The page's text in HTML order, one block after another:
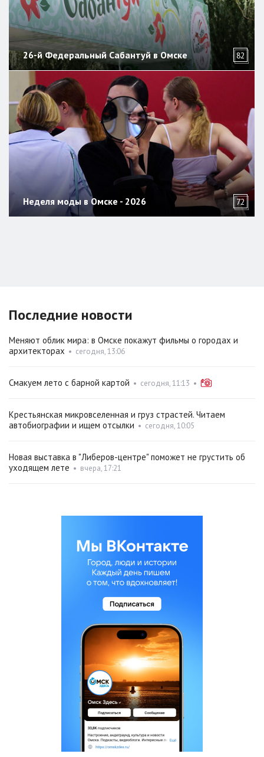
26-й Федеральный Сабантуй в Омске 82
Неделя моды в Омске - 2026 72
Последние новости
Меняют облик мира: в Омске покажут фильмы о городах и
архитекторах • сегодня, 13:06
Смакуем лето с барной картой • сегодня, 11:13 •
Крестьянская микровселенная и груз страстей. Читаем
автобиографии и ищем отсылки • сегодня, 10:05
Новая выставка в "Либеров-центре" поможет не грустить об
уходящем лете • вчера, 17:21